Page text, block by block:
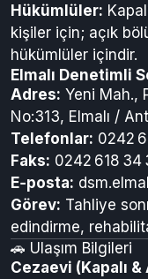
Hükümlüler:
kişiler için; açık
hükümlüler içindir.
Elmalı Denetimli
Adres: Yeni Mah.,
No:313, Elmalı /
Telefonlar: 0242
Faks: 0242 618 34
E‑posta:
Görev: Tahliye
edindirme,
🚗 Ulaşım Bilgileri
Cezaevi (Kapalı &